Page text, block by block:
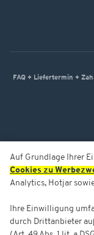
FAQ + Liefertermin +
Auf Grundlage Ihrer
Cookies zu
Analytics, Hotjar
Ihre Einwilligung
durch Drittanbieter